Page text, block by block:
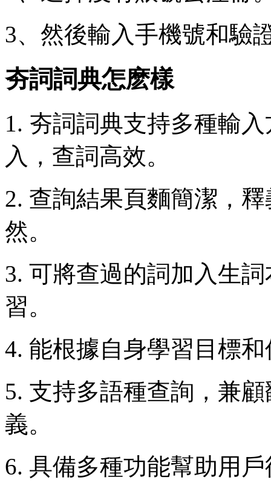
3、然後輸入手機號和驗
夯詞詞典怎麽樣
1. 夯詞詞典支持多種輸
入，查詞高效。
2. 查詢結果頁麵簡潔，
然。
3. 可將查過的詞加入生
習。
4. 能根據自身學習目標
5. 支持多語種查詢，兼
義。
6. 具備多種功能幫助用